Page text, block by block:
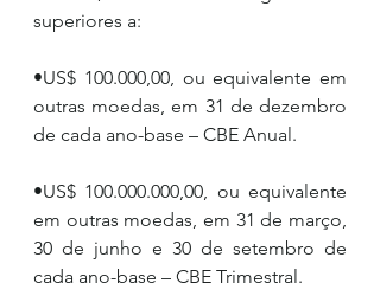
superiores a:
•US$ 100.000,00, ou equivalente em
outras moedas, em 31 de dezembro
de cada ano-base – CBE Anual.
•US$ 100.000.000,00, ou equivalente
em outras moedas, em 31 de março,
30 de junho e 30 de setembro de
cada ano-base – CBE Trimestral.